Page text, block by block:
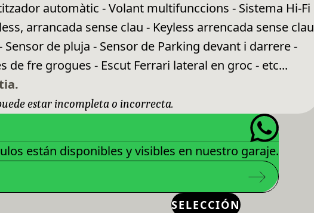
automàtic - Volant multifunccions - Sistema Hi-Fi
arrancada sense clau - Keyless arrencada sense clau
de pluja - Sensor de Parking devant i darrere -
de fre grogues - Escut Ferrari lateral en groc - etc...
estar incompleta o incorrecta.
están disponibles y visibles en nuestro garaje.
SELECCIÓN